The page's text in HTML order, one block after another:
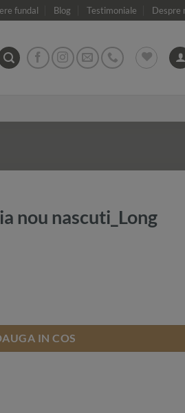
fundal Blog Testimoniale Despre
nou nascuti_Long
IN COS